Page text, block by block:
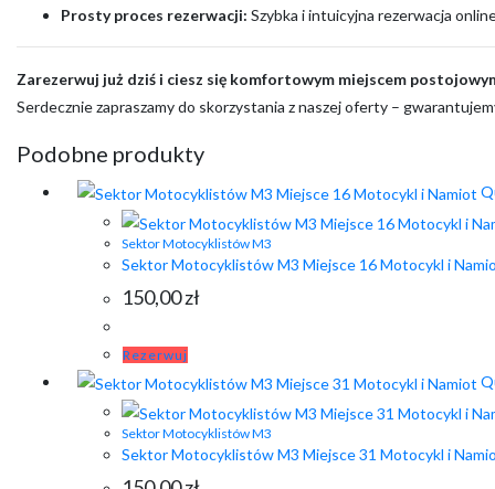
Prosty proces rezerwacji: Szybka i intuicyjna rezerwacja
Zarezerwuj już dziś i ciesz się komfortowym miejscem
Serdecznie zapraszamy do skorzystania z naszej oferty –
Podobne produkty
Sektor Motocyklistów M3
Sektor Motocyklistów M3 Miejsce 16 Motocykl i
150,00zł
Rezerwuj
Sektor Motocyklistów M3
Sektor Motocyklistów M3 Miejsce 31 Motocykl i